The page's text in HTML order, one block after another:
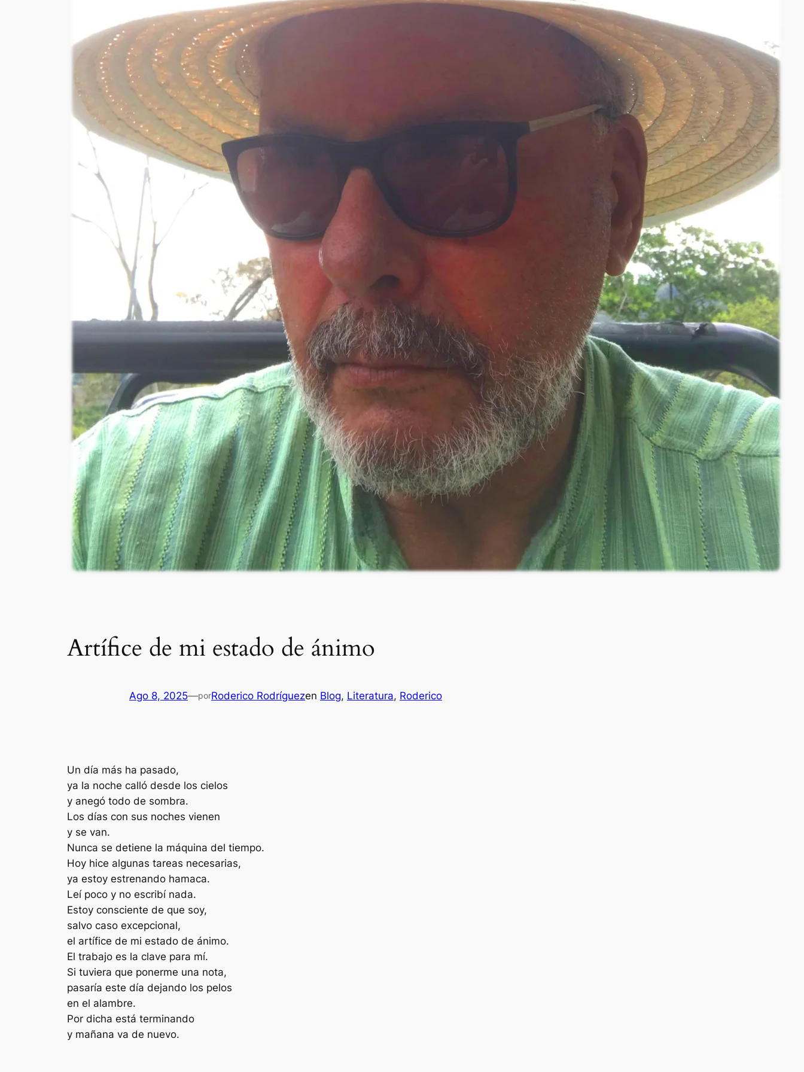
Artífice de mi estado de ánimo
Ago 8, 2025—porRoderico Rodríguezen Blog, Literatura, Roderico
Un día más ha pasado,
ya la noche calló desde los cielos
y anegó todo de sombra.
Los días con sus noches vienen
y se van.
Nunca se detiene la máquina del tiempo.
Hoy hice algunas tareas necesarias,
ya estoy estrenando hamaca.
Leí poco y no escribí nada.
Estoy consciente de que soy,
salvo caso excepcional,
el artífice de mi estado de ánimo.
El trabajo es la clave para mí.
Si tuviera que ponerme una nota,
pasaría este día dejando los pelos
en el alambre.
Por dicha está terminando
y mañana va de nuevo.